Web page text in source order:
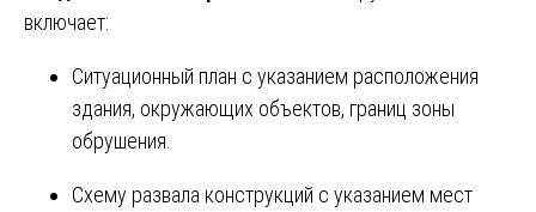
включает:
Ситуационный план с указанием расположения
здания, окружающих объектов, границ зоны
обрушения.
Схему развала конструкций с указанием мест